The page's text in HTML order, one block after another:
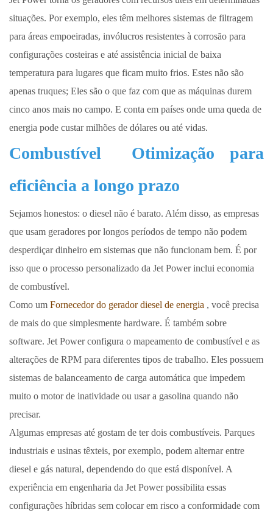
situações. Por exemplo, eles têm melhores sistemas de filtragem
para áreas empoeiradas, invólucros resistentes à corrosão para
configurações costeiras e até assistência inicial de baixa
temperatura para lugares que ficam muito frios. Estes não são
apenas truques; Eles são o que faz com que as máquinas durem
cinco anos mais no campo. E conta em países onde uma queda de
energia pode custar milhões de dólares ou até vidas.
Combustível
Otimização para
eficiência a longo prazo
Sejamos honestos: o diesel não é barato. Além disso, as empresas
que usam geradores por longos períodos de tempo não podem
desperdiçar dinheiro em sistemas que não funcionam bem. É por
isso que o processo personalizado da Jet Power inclui economia
de combustível.
Como um Fornecedor do gerador diesel de energia , você precisa
de mais do que simplesmente hardware. É também sobre
software. Jet Power configura o mapeamento de combustível e as
alterações de RPM para diferentes tipos de trabalho. Eles possuem
sistemas de balanceamento de carga automática que impedem
muito o motor de inatividade ou usar a gasolina quando não
precisar.
Algumas empresas até gostam de ter dois combustíveis. Parques
industriais e usinas têxteis, por exemplo, podem alternar entre
diesel e gás natural, dependendo do que está disponível. A
experiência em engenharia da Jet Power possibilita essas
configurações híbridas sem colocar em risco a conformidade com